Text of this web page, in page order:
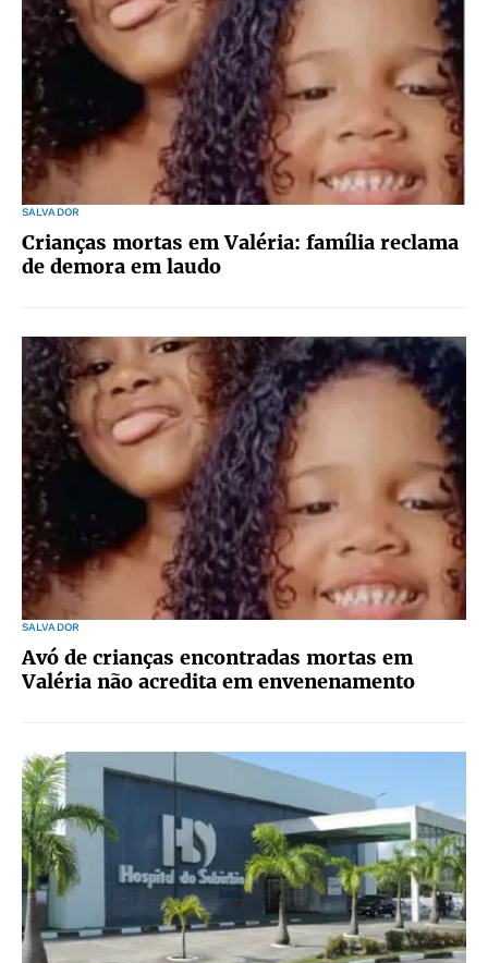
SALVADOR
Crianças mortas em Valéria: família reclama
de demora em laudo
SALVADOR
Avó de crianças encontradas mortas em
Valéria não acredita em envenenamento